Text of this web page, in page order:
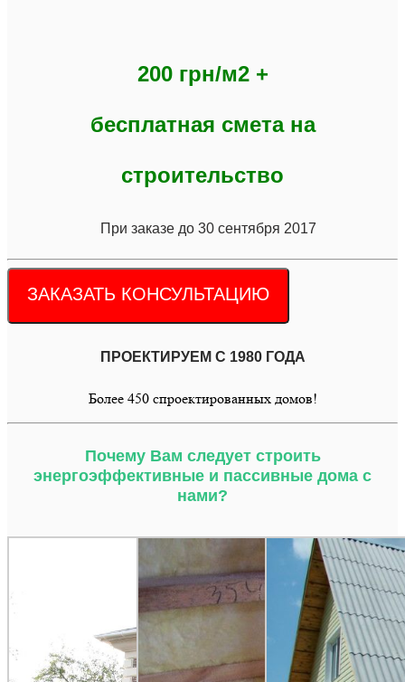
200 грн/м2 +
бесплатная смета на
строительство
При заказе до 30 сентября 2017
ЗАКАЗАТЬ КОНСУЛЬТАЦИЮ
ПРОЕКТИРУЕМ С 1980 ГОДА
Более 450 спроектированных домов!
Почему Вам следует строить
энергоэффективные и пассивные дома с
нами?